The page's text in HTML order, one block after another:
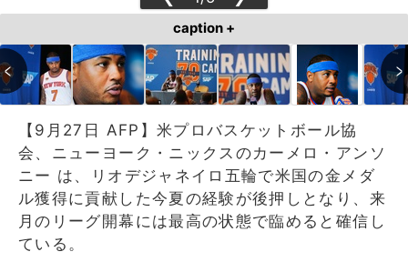
caption +
【9月27日 AFP】米プロバスケットボール協
会、ニューヨーク・ニックスのカーメロ・アンソ
ニー は、リオデジャネイロ五輪で米国の金メダ
ル獲得に貢献した今夏の経験が後押しとなり、来
月のリーグ開幕には最高の状態で臨めると確信し
ている。